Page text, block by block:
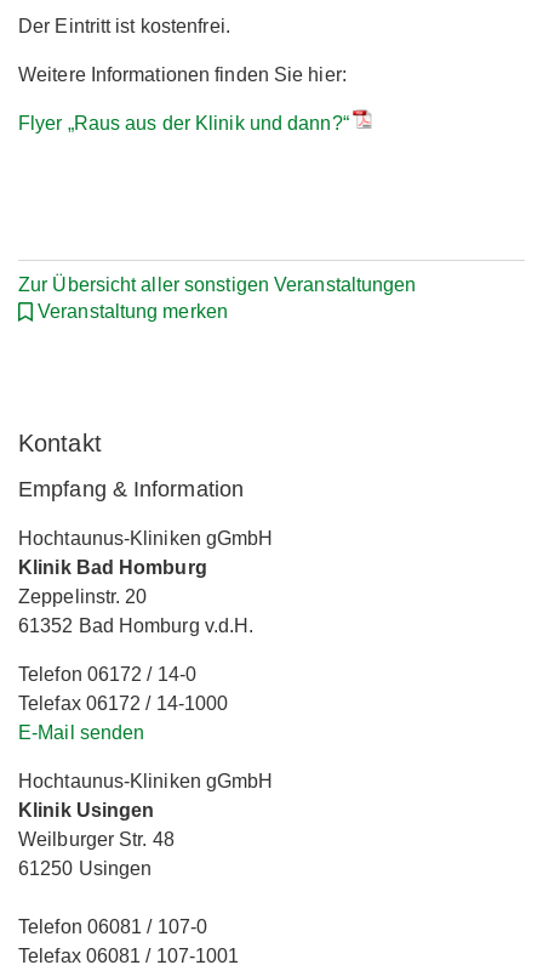
Der Eintritt ist kostenfrei.
Weitere Informationen finden Sie hier:
Flyer „Raus aus der Klinik und dann?“
Zur Übersicht aller sonstigen Veranstaltungen
Veranstaltung merken
Kontakt
Empfang & Information
Hochtaunus-Kliniken gGmbH
Klinik Bad Homburg
Zeppelinstr. 20
61352 Bad Homburg v.d.H.
Telefon 06172 / 14-0
Telefax 06172 / 14-1000
E-Mail senden
Hochtaunus-Kliniken gGmbH
Klinik Usingen
Weilburger Str. 48
61250 Usingen
Telefon 06081 / 107-0
Telefax 06081 / 107-1001